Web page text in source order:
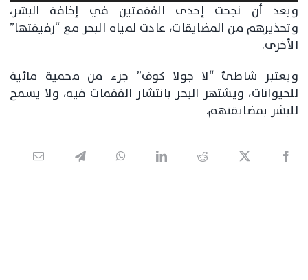
وبعد أن نجحت إحدى الفقمتين في إخافة البشر،
وتحذيرهم من المضايقات، عادت لمياه البحر مع “رفيقتها”
الأخرى.
ويعتبر شاطئ “لا جولا كوف” جزء من محمية مائية
للحيوانات، ويشتهر البحر بانتشار الفقمات فيه، ولا يسمح
للبشر بمضايقتهم.